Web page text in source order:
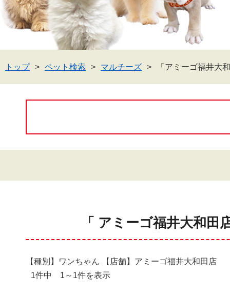
トップ ペット検索 マルチーズ 「アミーゴ福井大
「 アミーゴ福井大和
【種別】ワンちゃん 【店舗】アミーゴ福井大和田店
1件中 1～1件を表示